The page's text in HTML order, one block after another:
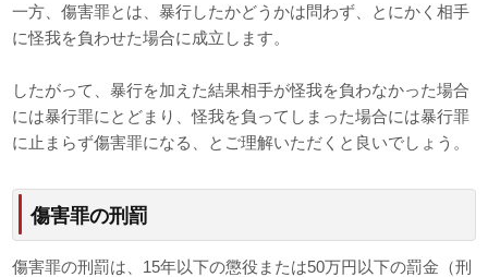
一方、傷害罪とは、暴行したかどうかは問わず、とにかく相手
に怪我を負わせた場合に成立します。
したがって、暴行を加えた結果相手が怪我を負わなかった場合
には暴行罪にとどまり、怪我を負ってしまった場合には暴行罪
に止まらず傷害罪になる、とご理解いただくと良いでしょう。
傷害罪の刑罰
傷害罪の刑罰は、15年以下の懲役または50万円以下の罰金（刑